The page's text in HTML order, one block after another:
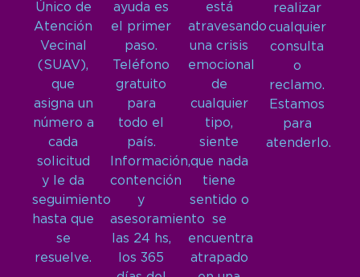
Único de
Atención
Vecinal
(SUAV),
que
asigna un
número a
cada
solicitud
y le da
seguimiento
hasta que
se
resuelve.
ayuda es
el primer
paso.
Teléfono
gratuito
para
todo el
país.
Información,
contención
y
asesoramiento
las 24 hs,
los 365
está
atravesando
una crisis
emocional
de
cualquier
tipo,
siente
que nada
tiene
sentido o
se
encuentra
atrapado
realizar
cualquier
consulta
o
reclamo.
Estamos
para
atenderlo.